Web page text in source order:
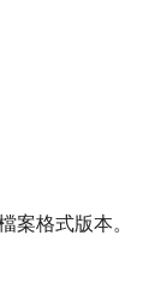
案格式版本。